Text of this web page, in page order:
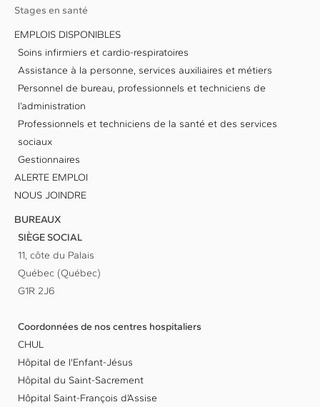
Stages en santé
EMPLOIS DISPONIBLES
Soins infirmiers et cardio-respiratoires
Assistance à la personne, services auxiliaires et métiers
Personnel de bureau, professionnels et techniciens de
l’administration
Professionnels et techniciens de la santé et des services
sociaux
Gestionnaires
ALERTE EMPLOI
NOUS JOINDRE
BUREAUX
SIÈGE SOCIAL
11, côte du Palais
Québec (Québec)
G1R 2J6
Coordonnées de nos centres hospitaliers
CHUL
Hôpital de l'Enfant-Jésus
Hôpital du Saint-Sacrement
Hôpital Saint-François d’Assise